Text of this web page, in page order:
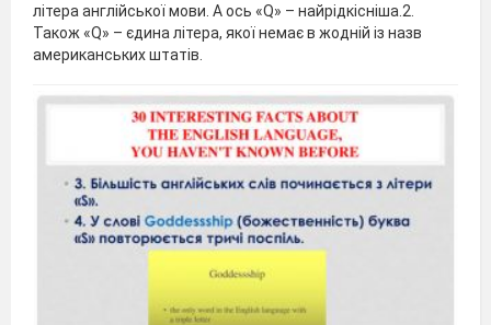
літера англійської мови. А ось «Q» – найрідкісніша.2.
Також «Q» – єдина літера, якої немає в жодній із назв
американських штатів.